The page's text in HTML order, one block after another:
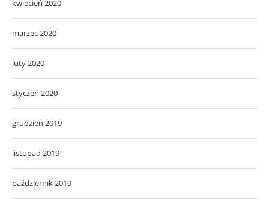
kwiecień 2020
marzec 2020
luty 2020
styczeń 2020
grudzień 2019
listopad 2019
październik 2019